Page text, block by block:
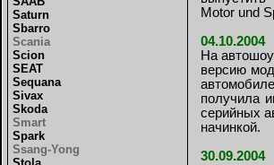
Saturn
Sbarro
Scania
Scion
SEAT
Sequana
Sivax
Skoda
Smart
Spark
Ssang-Yong
Motor und
04.10.2004
На
версию
получила
серийных
начинкой.
30.09.2004